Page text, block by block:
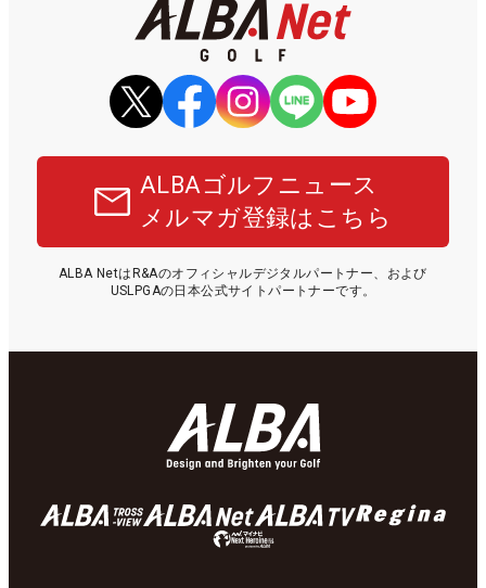
ALBAゴルフニュース
メルマガ登録はこちら
ALBA NetはR&Aのオフィシャルデジタルパートナー、および
USLPGAの日本公式サイトパートナーです。